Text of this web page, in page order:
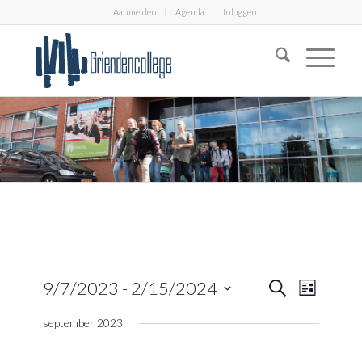
Aanmelden Agenda Inloggen
Zoeken
Lijst
9/7/2023 - 2/15/2024
een
september 2023